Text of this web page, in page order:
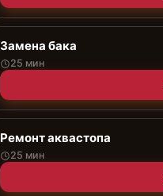
Замена бака
25 мин
Ремонт аквастопа
25 мин